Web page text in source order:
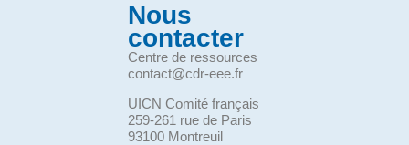
Nous
contacter
Centre de ressources
contact@cdr-eee.fr
UICN Comité français
259-261 rue de Paris
93100 Montreuil